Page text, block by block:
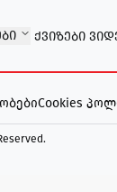
ᲥᲕᲘᲖᲔᲑᲘ
Cookies
.